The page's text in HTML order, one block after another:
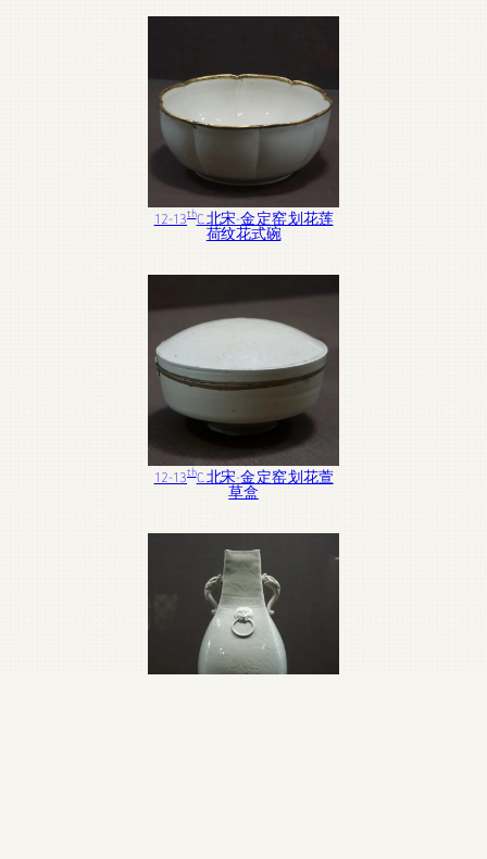
12-13thC. 北宋-金 定窑 划花莲
荷纹花式碗
12-13thC. 北宋-金 定窑 划花萱
草盒